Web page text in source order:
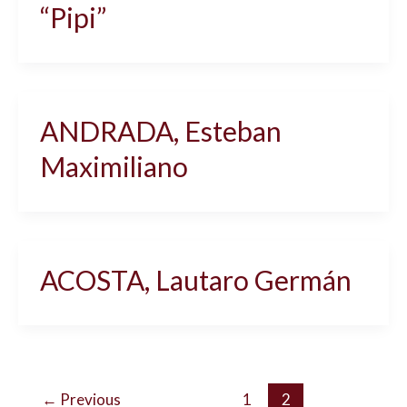
“Pipi”
ANDRADA, Esteban
Maximiliano
ACOSTA, Lautaro Germán
← Previous 1 2